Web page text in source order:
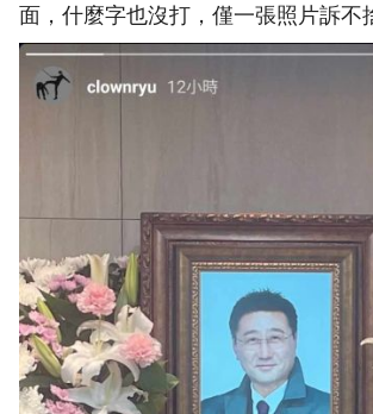
面，什麼字也沒打，僅一張照片訴不